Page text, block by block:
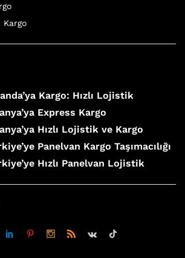
Kargo
Kargo: Hızlı Lojistik
Express Kargo
Hızlı Lojistik ve Kargo
Panelvan Kargo Taşımacılığı
Hızlı Panelvan Lojistik